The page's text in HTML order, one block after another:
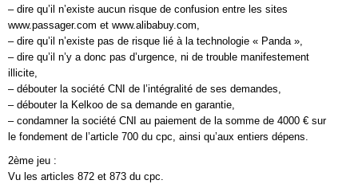
– dire qu’il n’existe aucun risque de confusion entre les sites
www.passager.com et www.alibabuy.com,
– dire qu’il n’existe pas de risque lié à la technologie « Panda »,
– dire qu’il n’y a donc pas d’urgence, ni de trouble manifestement
illicite,
– débouter la société CNI de l’intégralité de ses demandes,
– débouter la Kelkoo de sa demande en garantie,
– condamner la société CNI au paiement de la somme de 4000 € sur
le fondement de l’article 700 du cpc, ainsi qu’aux entiers dépens.
2ème jeu :
Vu les articles 872 et 873 du cpc.